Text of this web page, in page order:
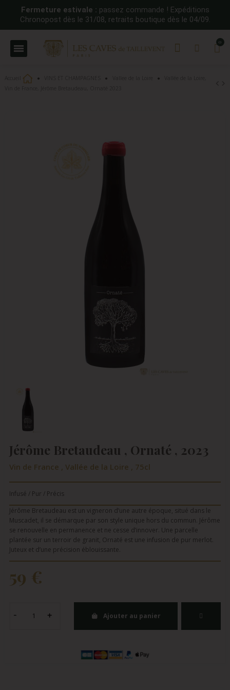
Fermeture estivale : passez commande ! Expéditions
Chronopost dès le 31/08, retraits boutique dès le 04/09.
Jérôme Bretaudeau , Ornaté , 2023
Vin de France , Vallée de la Loire , 75cl
Infusé / Pur / Précis
Jérôme Bretaudeau est un vigneron d’une autre époque, situé dans le
Muscadet, il se démarque par son style unique hors du commun. Jérôme
se renouvelle en permanence et ne cesse d’innover. Une parcelle
plantée sur un terroir de granit, Ornaté est une infusion de pur merlot.
Juteux et d’une précision éblouissante.
59 €
Ajouter au panier